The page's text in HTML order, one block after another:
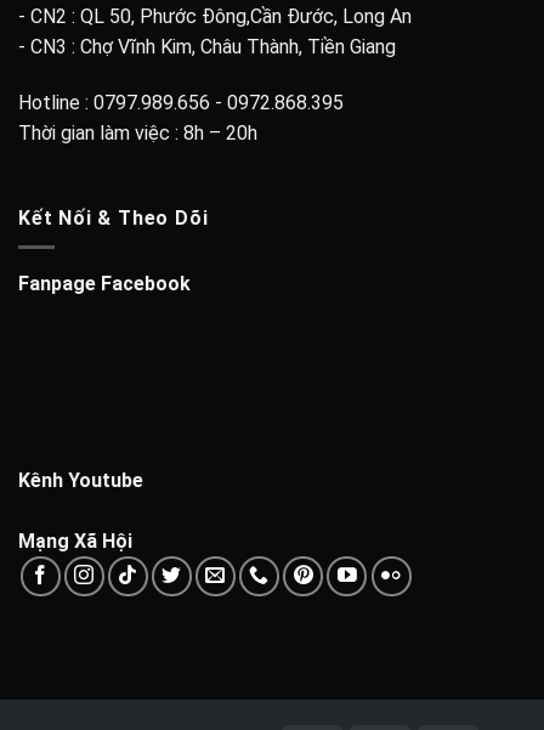
- CN2 : QL 50, Phước Đông,Cần Đước, Long An
- CN3 : Chợ Vĩnh Kim, Châu Thành, Tiền Giang
Hotline : 0797.989.656 - 0972.868.395
Thời gian làm việc : 8h – 20h
Kết Nối & Theo Dõi
Fanpage Facebook
Kênh Youtube
Mạng Xã Hội